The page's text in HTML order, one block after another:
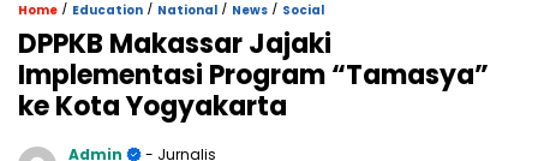
Home / Education / National / News / Social
DPPKB Makassar Jajaki
Implementasi Program “Tamasya”
ke Kota Yogyakarta
Admin
- Jurnalis